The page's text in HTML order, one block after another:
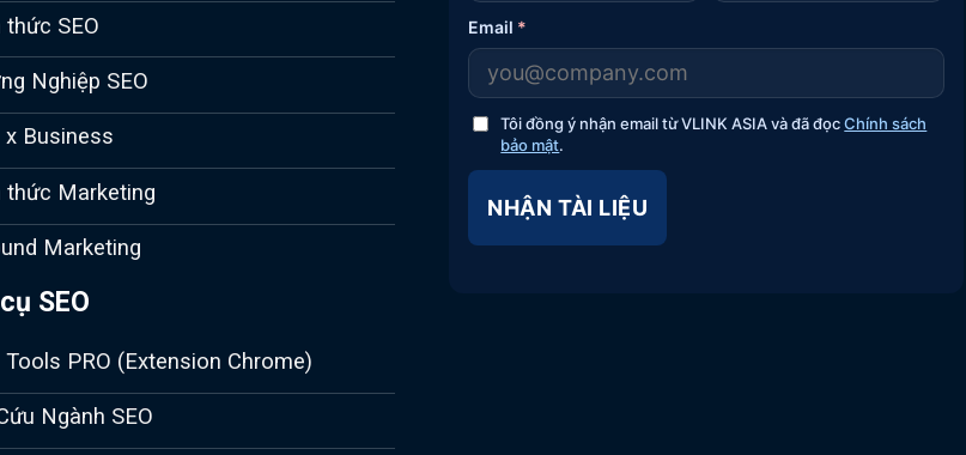
thức SEO
Nghiệp SEO
x Business
thức Marketing
Marketing
SEO
Tools PRO (Extension Chrome)
Ngành SEO
Email *
Tôi đồng ý nhận email từ VLINK ASIA và đã đọcChính sách
bảo mật.
NHẬN TÀI LIỆU